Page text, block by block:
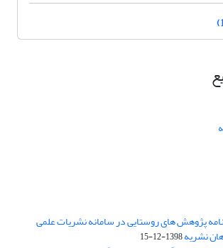
پژوهش های روستایی در سامانه نشریات علمی
نشریه1398-12-15